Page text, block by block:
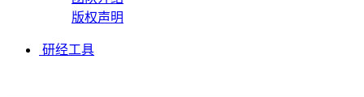
版权声明
研经工具